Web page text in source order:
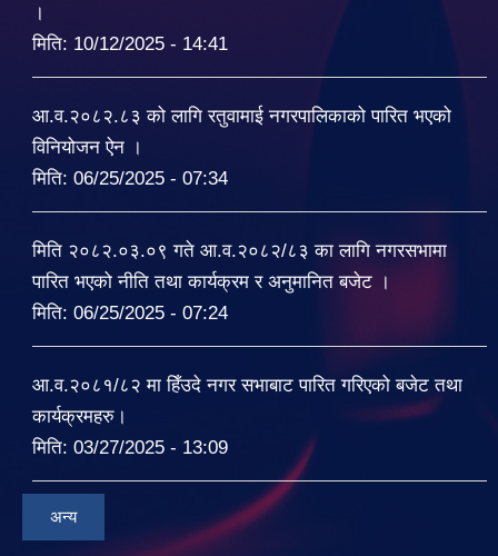
।
मिति: 10/12/2025 - 14:41
आ.व.२०८२.८३ को लागि रतुवामाई नगरपालिकाको पारित भएको
विनियोजन ऐन ।
मिति: 06/25/2025 - 07:34
मिति २०८२.०३.०९ गते आ.व.२०८२/८३ का लागि नगरसभामा
पारित भएको नीति तथा कार्यक्रम र अनुमानित बजेट ।
मिति: 06/25/2025 - 07:24
आ.व.२०८१/८२ मा हिँउदे नगर सभाबाट पारित गरिएको बजेट तथा
कार्यक्रमहरु।
मिति: 03/27/2025 - 13:09
अन्य